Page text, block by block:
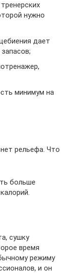
нужно
дает
минимум на
рельефа. Что
больше
сушку
время
режиму
и он